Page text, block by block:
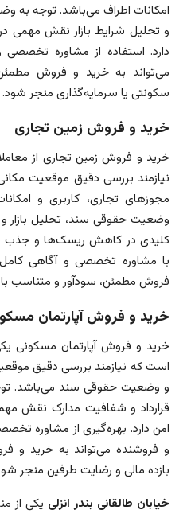
امکانات اطراف می‌باشد. توجه به
و تحلیل شرایط بازار نقش مهمی
دارد. استفاده از مشاوره
می‌تواند به خرید و فروش
سکونتی یا سرمایه‌گذاری منجر شود.
خرید و فروش زمین تجاری
خرید و فروش زمین تجاری از
نیازمند بررسی دقیق موقعیت
مجوزهای تجاری، کاربری و
وضعیت حقوقی سند، تحلیل
کلیدی در کاهش ریسک‌ها و جذب
با مشاوره تخصصی و آگاهی
فروش مطمئن، سودآور و متناسب
خرید و فروش آپارتمان
خرید و فروش آپارتمان مسکونی یکی
است که نیازمند بررسی دقیق
و وضعیت حقوقی سند می‌باشد.
قرارداد و شفافیت مدارک نقش
امن دارد. بهره‌گیری از مشاوره
و فروشنده می‌تواند به خرید و
بازده مالی و رضایت طرفین منجر
خیابان طالقانی بندر انزلی یکی از